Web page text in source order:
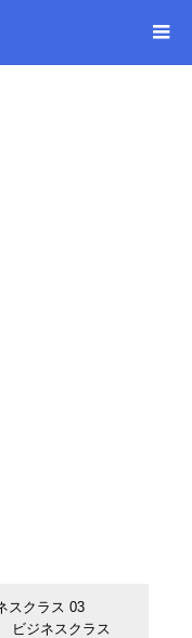
スクラス 03
ビジネスクラス